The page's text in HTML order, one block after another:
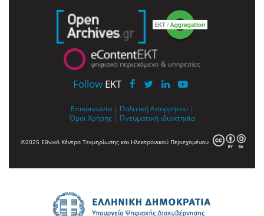
Follow EKT
Επικοινωνία | Πολιτική Απορρήτου |
Όροι Χρήσης | Πνευματική ιδιοκτησία
©2025 Εθνικό Κέντρο Τεκμηρίωσης και Ηλεκτρονικού Περιεχομένου